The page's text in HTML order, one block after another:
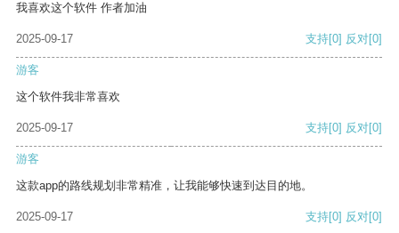
我喜欢这个软件 作者加油
2025-09-17 支持[0] 反对[0]
游客
这个软件我非常喜欢
2025-09-17 支持[0] 反对[0]
游客
这款app的路线规划非常精准，让我能够快速到达目的地。
2025-09-17 支持[0] 反对[0]